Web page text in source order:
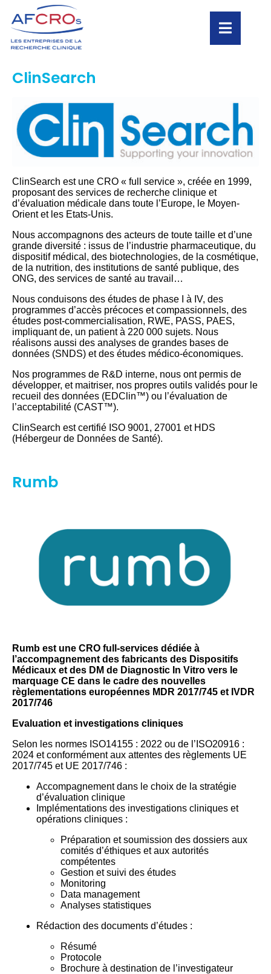
ClinSearch
ClinSearch est une CRO « full service », créée en 1999,
proposant des services de recherche clinique et
d’évaluation médicale dans toute l’Europe, le Moyen-
Orient et les Etats-Unis.
Nous accompagnons des acteurs de toute taille et d’une
grande diversité : issus de l’industrie pharmaceutique, du
dispositif médical, des biotechnologies, de la cosmétique,
de la nutrition, des institutions de santé publique, des
ONG, des services de santé au travail…
Nous conduisons des études de phase I à IV, des
programmes d’accès précoces et compassionnels, des
études post-commercialisation, RWE, PASS, PAES,
impliquant de, un patient à 220 000 sujets. Nous
réalisons aussi des analyses de grandes bases de
données (SNDS) et des études médico-économiques.
Nos programmes de R&D interne, nous ont permis de
développer, et maitriser, nos propres outils validés pour le
recueil des données (EDClin™) ou l’évaluation de
l’acceptabilité (CAST™).
ClinSearch est certifié ISO 9001, 27001 et HDS
(Hébergeur de Données de Santé).
Rumb
Rumb est une CRO full-services dédiée à
l’accompagnement des fabricants des Dispositifs
Médicaux et des DM de Diagnostic In Vitro vers le
marquage CE dans le cadre des nouvelles
règlementations européennes MDR 2017/745 et IVDR
2017/746
Evaluation et investigations cliniques
Selon les normes ISO14155 : 2022 ou de l’ISO20916 :
2024 et conformément aux attentes des règlements UE
2017/745 et UE 2017/746 :
Accompagnement dans le choix de la stratégie
d’évaluation clinique
Implémentations des investigations cliniques et
opérations cliniques :
Préparation et soumission des dossiers aux
comités d’éthiques et aux autorités
compétentes
Gestion et suivi des études
Monitoring
Data management
Analyses statistiques
Rédaction des documents d’études :
Résumé
Protocole
Brochure à destination de l’investigateur